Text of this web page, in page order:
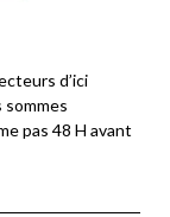
d’ici
sommes
pas 48 H avant